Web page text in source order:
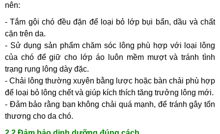
nên:
- Tắm gội chó đều đặn để loại bỏ lớp bụi bẩn, dầu và chất
cặn trên da.
- Sử dụng sản phẩm chăm sóc lông phù hợp với loại lông
của chó để giữ cho lớp áo luôn mềm mượt và tránh tình
trạng rụng lông dày đặc.
- Chải lông thường xuyên bằng lược hoặc bàn chải phù hợp
để loại bỏ lông chết và giúp kích thích tăng trưởng lông mới.
- Đảm bảo rằng bạn không chải quá mạnh, để tránh gây tổn
thương cho da chó.